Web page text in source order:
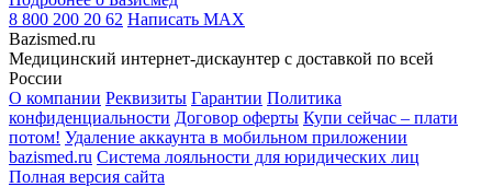
8 800 200 20 62 Написать MAX
Bazismed.ru
Медицинский интернет-дискаунтер с доставкой по всей
России
О компании Реквизиты Гарантии Политика
конфиденциальности Договор оферты Купи сейчас – плати
потом! Удаление аккаунта в мобильном приложении
bazismed.ru Система лояльности для юридических лиц
Полная версия сайта